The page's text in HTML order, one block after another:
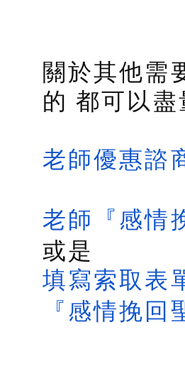
關於其他需
的 都可以
老師優惠諮
老師『感情
或是
填寫索取表
『感情挽